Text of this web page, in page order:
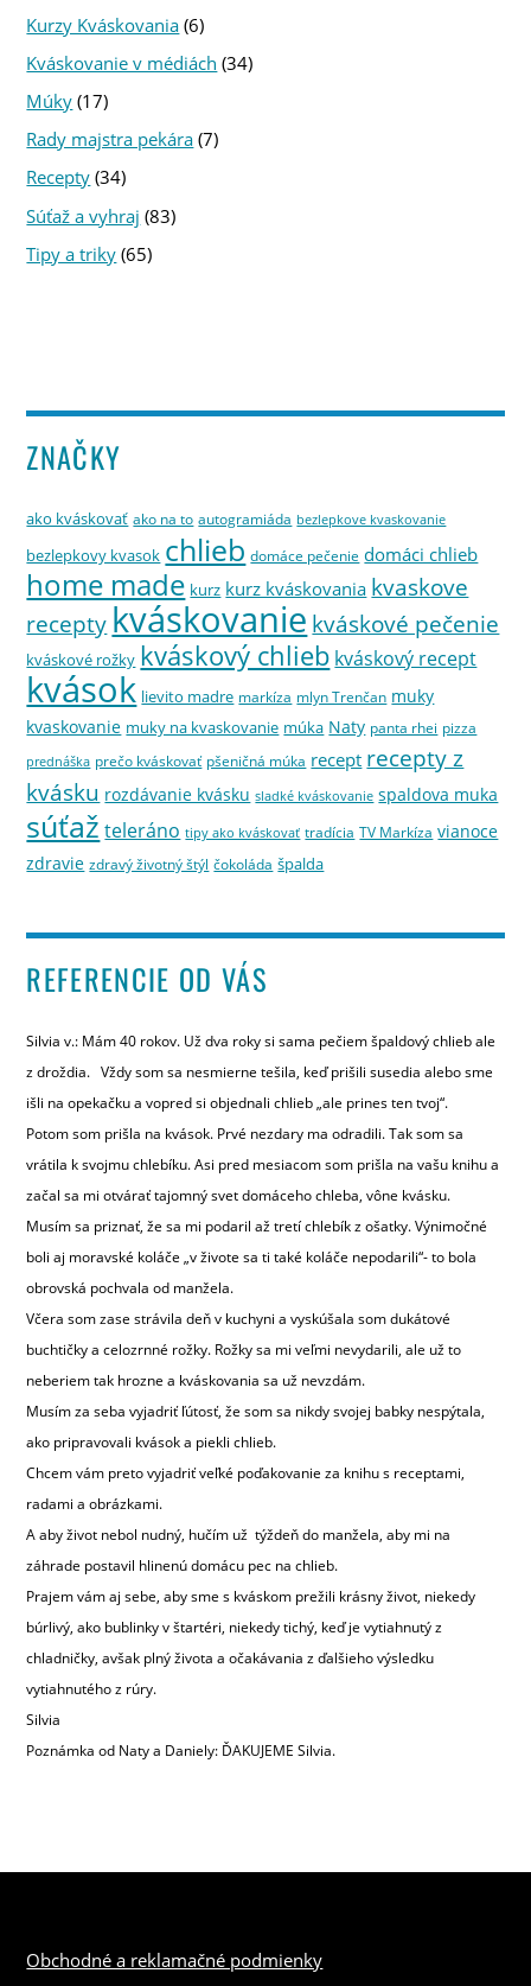
Kurzy Kváskovania (6)
Kváskovanie v médiách (34)
Múky (17)
Rady majstra pekára (7)
Recepty (34)
Súťaž a vyhraj (83)
Tipy a triky (65)
ZNAČKY
ako kváskovať ako na to autogramiáda bezlepkove kvaskovanie
bezlepkovy kvasok chlieb domáce pečenie domáci chlieb
home made kurz kurz kváskovania kvaskove
recepty kváskovanie kváskové pečenie
kváskové rožky kváskový chlieb kváskový recept
kvások lievito madre markíza mlyn Trenčan muky
kvaskovanie muky na kvaskovanie múka Naty panta rhei pizza
prednáška prečo kváskovať pšeničná múka recept recepty z
kvásku rozdávanie kvásku sladké kváskovanie spaldova muka
súťaž teleráno tipy ako kváskovať tradícia TV Markíza vianoce
zdravie zdravý životný štýl čokoláda špalda
REFERENCIE OD VÁS
Silvia v.: Mám 40 rokov. Už dva roky si sama pečiem špaldový chlieb ale
z droždia. Vždy som sa nesmierne tešila, keď prišili susedia alebo sme
išli na opekačku a vopred si objednali chlieb „ale prines ten tvoj“.
Potom som prišla na kvások. Prvé nezdary ma odradili. Tak som sa
vrátila k svojmu chlebíku. Asi pred mesiacom som prišla na vašu knihu a
začal sa mi otvárať tajomný svet domáceho chleba, vône kvásku.
Musím sa priznať, že sa mi podaril až tretí chlebík z ošatky. Výnimočné
boli aj moravské koláče „v živote sa ti také koláče nepodarili“- to bola
obrovská pochvala od manžela.
Včera som zase strávila deň v kuchyni a vyskúšala som dukátové
buchtičky a celozrnné rožky. Rožky sa mi veľmi nevydarili, ale už to
neberiem tak hrozne a kváskovania sa už nevzdám.
Musím za seba vyjadriť ľútosť, že som sa nikdy svojej babky nespýtala,
ako pripravovali kvások a piekli chlieb.
Chcem vám preto vyjadriť veľké poďakovanie za knihu s receptami,
radami a obrázkami.
A aby život nebol nudný, hučím už týždeň do manžela, aby mi na
záhrade postavil hlinenú domácu pec na chlieb.
Prajem vám aj sebe, aby sme s kváskom prežili krásny život, niekedy
búrlivý, ako bublinky v štartéri, niekedy tichý, keď je vytiahnutý z
chladničky, avšak plný života a očakávania z ďalšieho výsledku
vytiahnutého z rúry.
Silvia
Poznámka od Naty a Daniely: ĎAKUJEME Silvia.
Obchodné a reklamačné podmienky